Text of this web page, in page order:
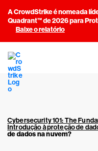
A CrowdStrike é nomeada
Quadrant™ de 2026 para
Baixe o relatório
Cybersecurity 101: The
Introdução à proteção de
de dados na nuvem?